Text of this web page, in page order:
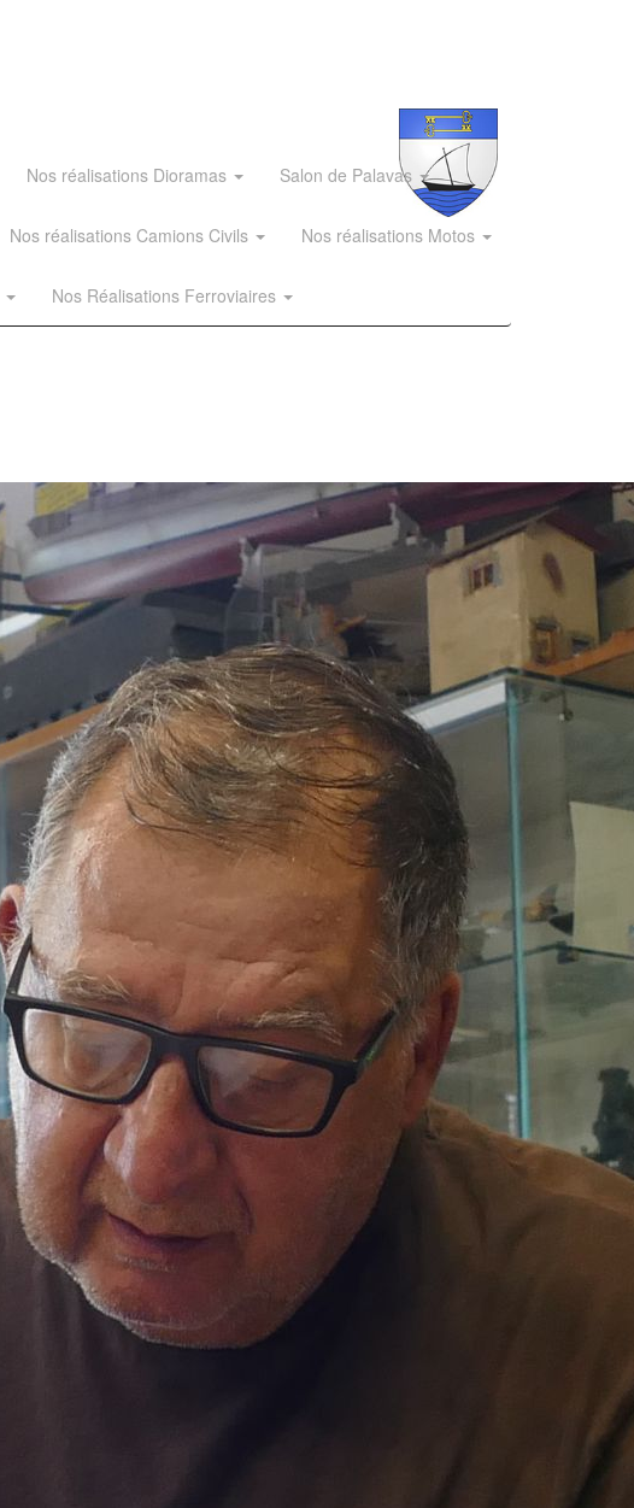
Nos réalisations Dioramas Salon de Palavas
Nos réalisations Camions Civils Nos réalisations Motos
Nos Réalisations Ferroviaires